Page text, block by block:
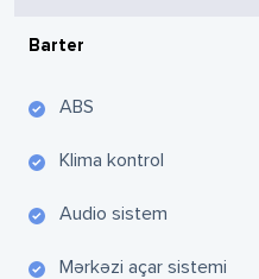
Barter
ABS
Klima kontrol
Audio sistem
Mərkəzi açar sistemi